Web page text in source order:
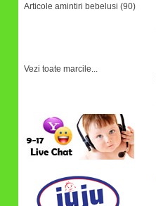
Articole amintiri bebelusi (90)
Vezi toate marcile...